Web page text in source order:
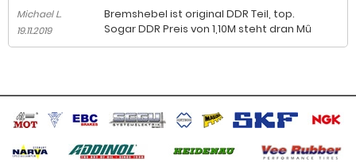
Michael L.
19.11.2019
Bremshebel ist original DDR Teil, top.
Sogar DDR Preis von 1,10M steht dran Mû